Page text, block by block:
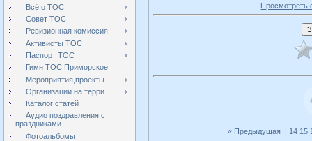
Всё о ТОС
Совет ТОС
Ревизионная комиссия
Активисты ТОС
Паспорт ТОС
Гимн ТОС Приморское
Мероприятия,проекты
Организации на терри...
Каталог статей
Аудио поздравления с
праздниками
Фотоальбомы
Просмотреть
« Предыдущая | 14 15